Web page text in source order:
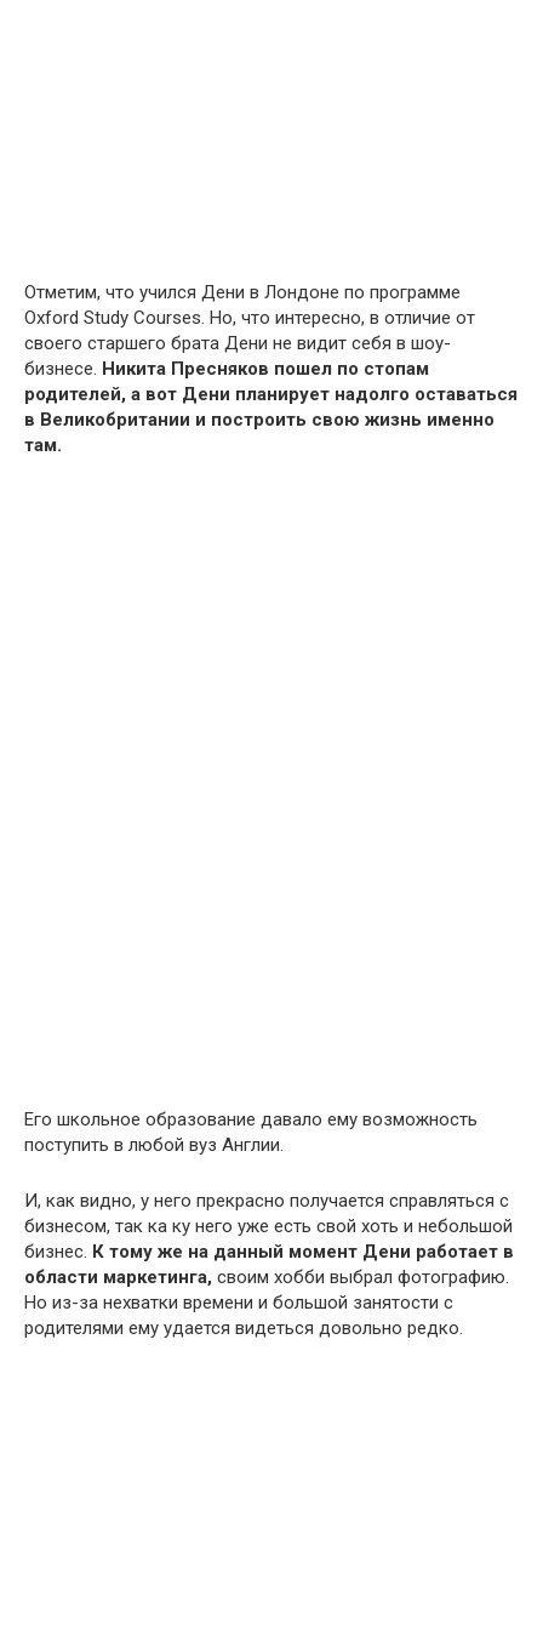
Отметим, что учился Дени в Лондоне по программе
Oxford Study Courses. Но, что интересно, в отличие от
своего старшего брата Дени не видит себя в шоу-
бизнесе. Никита Пресняков пошел по стопам
родителей, а вот Дени планирует надолго оставаться
в Великобритании и построить свою жизнь именно
там.
Его школьное образование давало ему возможность
поступить в любой вуз Англии.
И, как видно, у него прекрасно получается справляться с
бизнесом, так ка ку него уже есть свой хоть и небольшой
бизнес. К тому же на данный момент Дени работает в
области маркетинга, своим хобби выбрал фотографию.
Но из-за нехватки времени и большой занятости с
родителями ему удается видеться довольно редко.